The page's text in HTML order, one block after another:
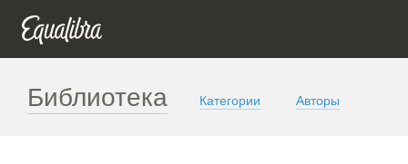
Библиотека Категории Авторы